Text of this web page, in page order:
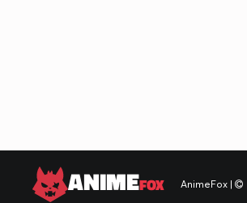
ANIMEFOX AnimeFox |